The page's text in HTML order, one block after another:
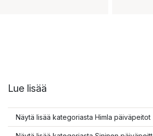
Lue lisää
Näytä lisää kategoriasta Himla päiväpeitot